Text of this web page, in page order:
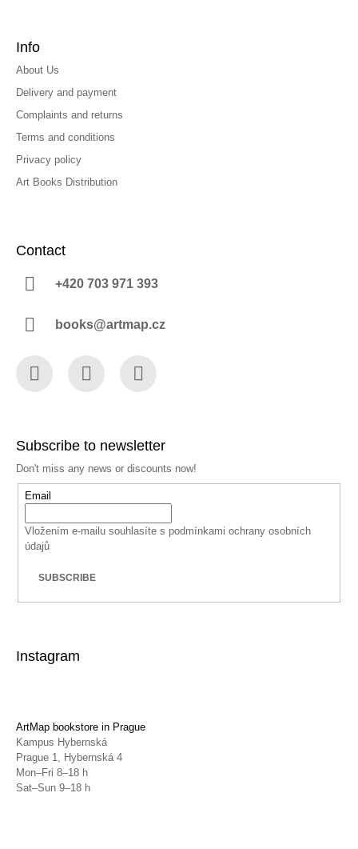
Info
About Us
Delivery and payment
Complaints and returns
Terms and conditions
Privacy policy
Art Books Distribution
Contact
+420 703 971 393
books@artmap.cz
Subscribe to newsletter
Don't miss any news or discounts now!
Email
Vložením e-mailu souhlasíte s podmínkami ochrany osobních
údajů
SUBSCRIBE
Instagram
ArtMap bookstore in Prague
Kampus Hybernská
Prague 1, Hybernská 4
Mon–Fri 8–18 h
Sat–Sun 9–18 h